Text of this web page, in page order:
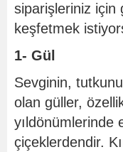
siparişleriniz için
keşfetmek
1- Gül
Sevginin,
olan güller,
yıldönümlerinde
çiçeklerdendir.